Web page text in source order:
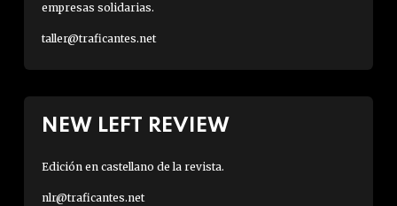
empresas solidarias.
taller@traficantes.net
NEW LEFT REVIEW
Edición en castellano de la revista.
nlr@traficantes.net